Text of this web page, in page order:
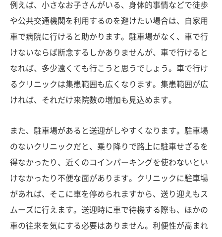
例えば、小さなお子さんがいる、身体的事情などで徒歩
や公共交通機関を利用するのを避けたい場合は、自家用
車で病院に行けると助かります。駐車場がなく、車で行
けないならば断念するしかありませんが、車で行けると
なれば、多少遠くても行こうと思うでしょう。車で行け
るクリニックは集患範囲も広くなります。集患範囲が広
ければ、それだけ来院数の増加も見込めます。
また、駐車場があると送迎がしやすくなります。駐車場
のないクリニックだと、乗り降りで路上に駐車せざるを
得なかったり、近くのコインパーキングを使わないとい
けなかったり不便な面があります。クリニックに駐車場
があれば、そこに車を停められますから、送り迎えもス
ムーズに行えます。送迎時に車で待機する際も、ほかの
車の往来を気にする必要はありません。利便性が高まれ